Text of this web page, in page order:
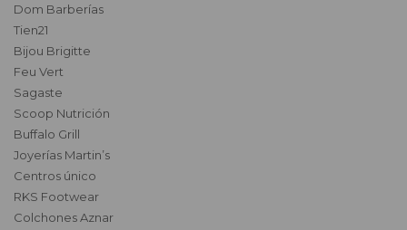
Dom Barberías
Tien21
Bijou Brigitte
Feu Vert
Sagaste
Scoop Nutrición
Buffalo Grill
Joyerías Martin’s
Centros único
RKS Footwear
Colchones Aznar